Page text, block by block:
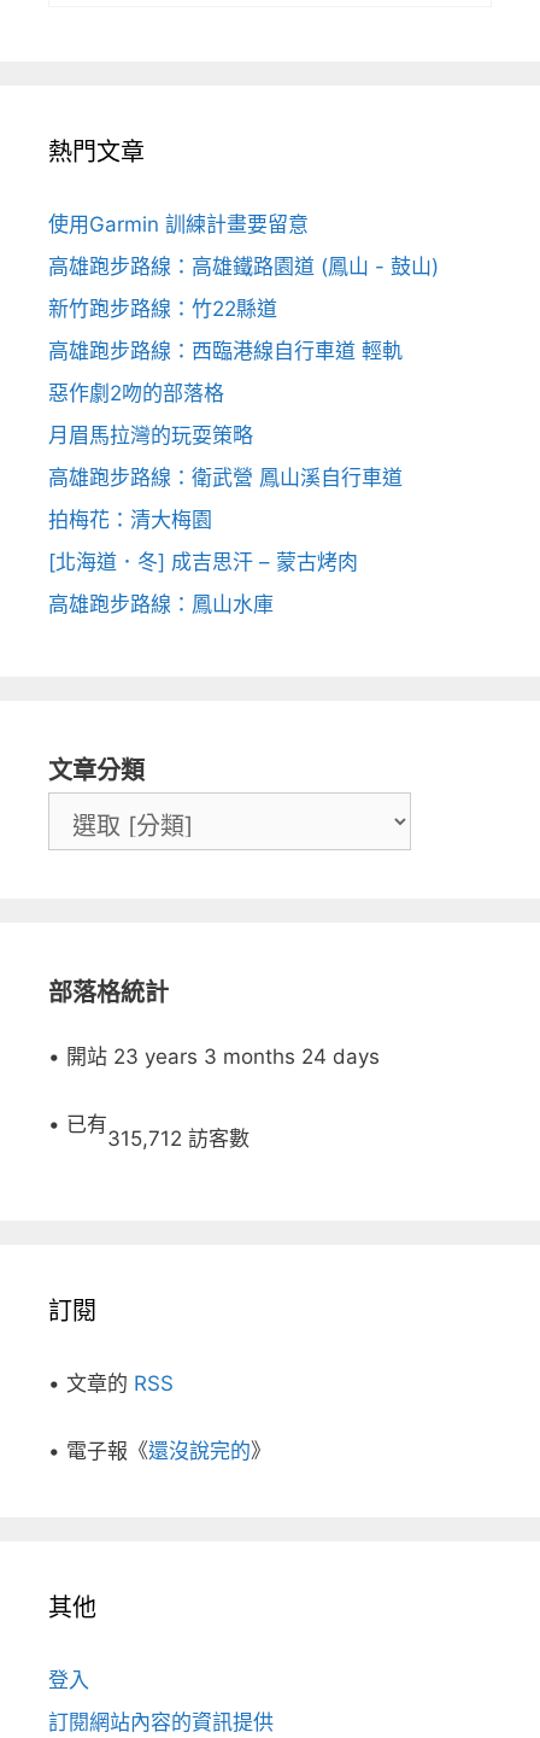
熱門文章
使用Garmin 訓練計畫要留意
高雄跑步路線：高雄鐵路園道 (鳳山 - 鼓山)
新竹跑步路線：竹22縣道
高雄跑步路線：西臨港線自行車道 輕軌
惡作劇2吻的部落格
月眉馬拉灣的玩耍策略
高雄跑步路線：衛武營 鳳山溪自行車道
拍梅花：清大梅園
[北海道．冬] 成吉思汗 – 蒙古烤肉
高雄跑步路線：鳳山水庫
文章分類
部落格統計
• 開站 23 years 3 months 24 days
• 已有
315,712 訪客數
訂閱
• 文章的 RSS
• 電子報《還沒說完的》
其他
登入
訂閱網站內容的資訊提供